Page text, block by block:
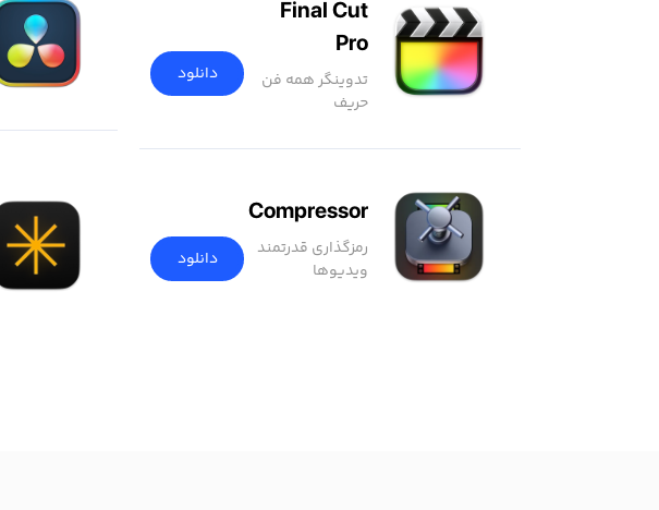
Final Cut
Pro
تدوینگر همه فن
حریف
دانلود
Compressor
رمزگذاری قدرتمند
ویدیوها
دانلود